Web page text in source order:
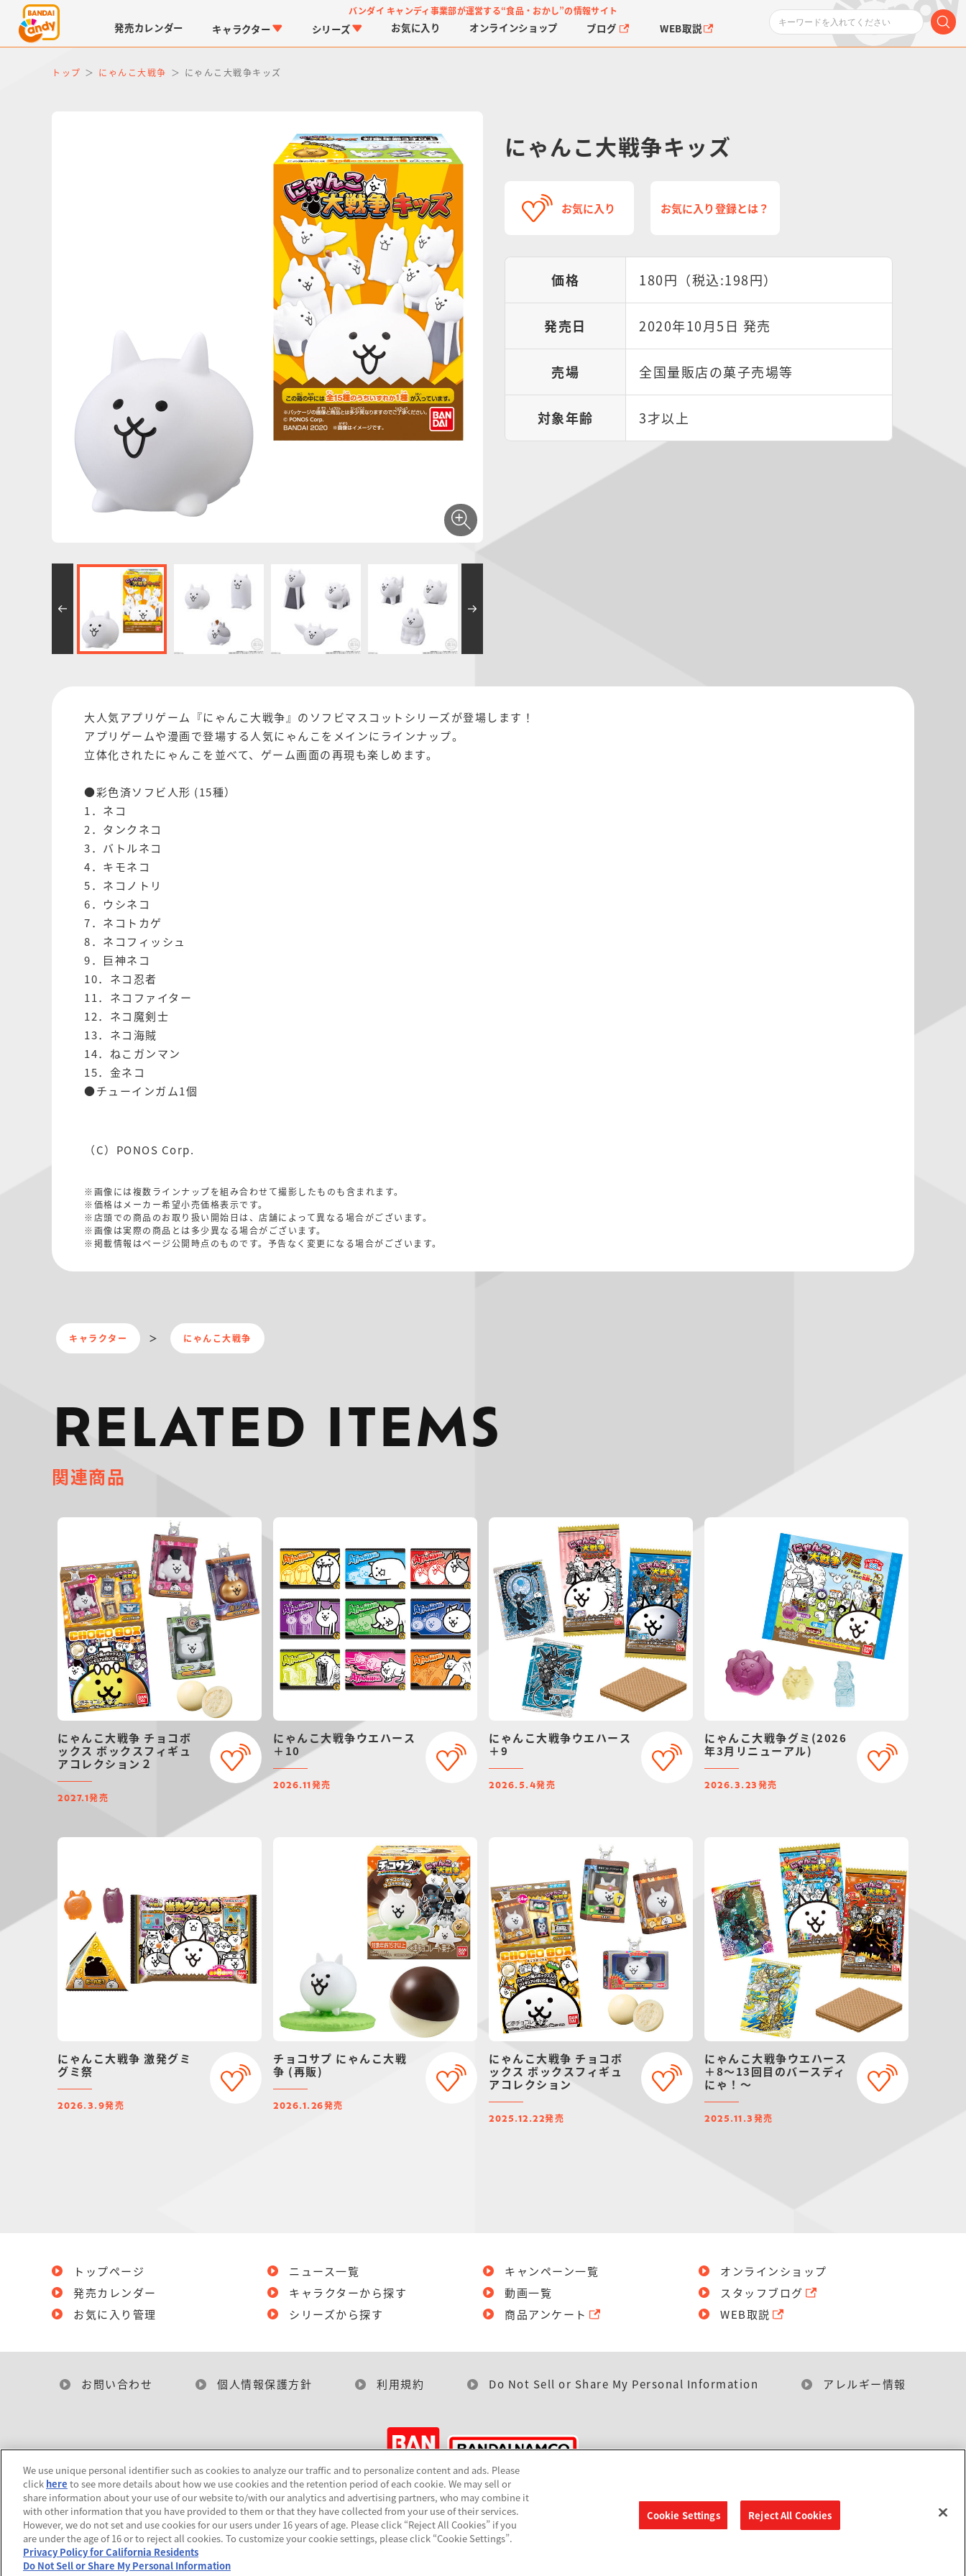
バンダイ キャンディ事業部が運営する“食品・おかし”の情報サイト
発売カレンダー キャラクター
仮面ライダーシリーズ
PROJECT R.E.D.・ス
ーパー戦隊シリーズ
プリキュアシリーズ
シリーズ
つりグミ チョコサプ
スクエアシール
お気に入り オンラインショップ ブログ WEB取説
トップ にゃんこ大戦争 にゃんこ大戦争キッズ
にゃんこ大戦争キッズ
お気に入り お気に入り登録とは？
価格 180円（税込:198円）
発売日 2020年10月5日 発売
売場 全国量販店の菓子売場等
対象年齢 3才以上
大人気アプリゲーム『にゃんこ大戦争』のソフビマスコットシリーズが登場します！
アプリゲームや漫画で登場する人気にゃんこをメインにラインナップ。
立体化されたにゃんこを並べて、ゲーム画面の再現も楽しめます。
●彩色済ソフビ人形 (15種）
1．ネコ
2．タンクネコ
3．バトルネコ
4．キモネコ
5．ネコノトリ
6．ウシネコ
7．ネコトカゲ
8．ネコフィッシュ
9．巨神ネコ
10．ネコ忍者
11．ネコファイター
12．ネコ魔剣士
13．ネコ海賊
14．ねこガンマン
15．金ネコ
●チューインガム1個
（C）PONOS Corp.
※画像には複数ラインナップを組み合わせて撮影したものも含まれます。
※価格はメーカー希望小売価格表示です。
※店頭での商品のお取り扱い開始日は、店舗によって異なる場合がございます。
※画像は実際の商品とは多少異なる場合がございます。
※掲載情報はページ公開時点のものです。予告なく変更になる場合がございます。
キャラクター にゃんこ大戦争
RELATED ITEMS
関連商品
にゃんこ大戦争 チョコボ
ックス ボックスフィギュ
アコレクション２
2027.1発売
にゃんこ大戦争ウエハース
＋10
2026.11 発売
にゃんこ大戦争ウエハース
＋9
2026.5.4発売
にゃんこ大戦争グミ(2026
年3月リニューアル)
2026.3.23 発売
にゃんこ大戦争 激発グミ
グミ祭
2026.3.9発売
チョコサプ にゃんこ大戦
争 (再販)
2026.1.26発売
にゃんこ大戦争 チョコボ
ックス ボックスフィギュ
アコレクション
2025.12.22発売
にゃんこ大戦争ウエハース
＋8～13回目のバースディ
にゃ！～
2025.11.3 発売
トップページ
発売カレンダー
お気に入り管理
ニュース一覧
キャラクターから探す
シリーズから探す
キャンペーン一覧
動画一覧
商品アンケート
オンラインショップ
スタッフブログ
WEB取説
お問い合わせ 個人情報保護方針 利用規約 Do Not Sell or Share My Personal Information アレルギー情報
©BANDAI
▼コピーライト一覧を表示する
We use unique personal identifier such as cookies to analyze our traffic and to personalize content and ads. Please
click here to see more details about how we use cookies and the retention period of each cookie. We may sell or
share information about your use of our website to/with our analytics and advertising partners, who may combine it
with other information that you have provided to them or that they have collected from your use of their services.
However, we do not set and use cookies for our users under 16 years of age. Please click “Reject All Cookies” if you
are under the age of 16 or to reject all cookies. To customize your cookie settings, please click “Cookie Settings”.
Privacy Policy for California Residents
Do Not Sell or Share My Personal Information
Cookie Settings Reject All Cookies